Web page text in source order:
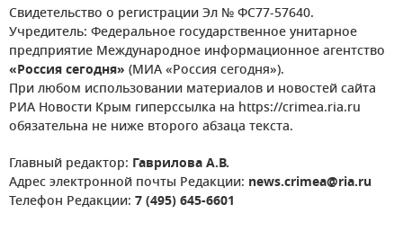
Свидетельство о регистрации Эл № ФС77-57640.
Учредитель: Федеральное государственное унитарное
предприятие Международное информационное агентство
«Россия сегодня» (МИА «Россия сегодня»).
При любом использовании материалов и новостей сайта
РИА Новости Крым гиперссылка на https://crimea.ria.ru
обязательна не ниже второго абзаца текста.
Главный редактор: Гаврилова А.В.
Адрес электронной почты Редакции: news.crimea@ria.ru
Телефон Редакции: 7 (495) 645-6601